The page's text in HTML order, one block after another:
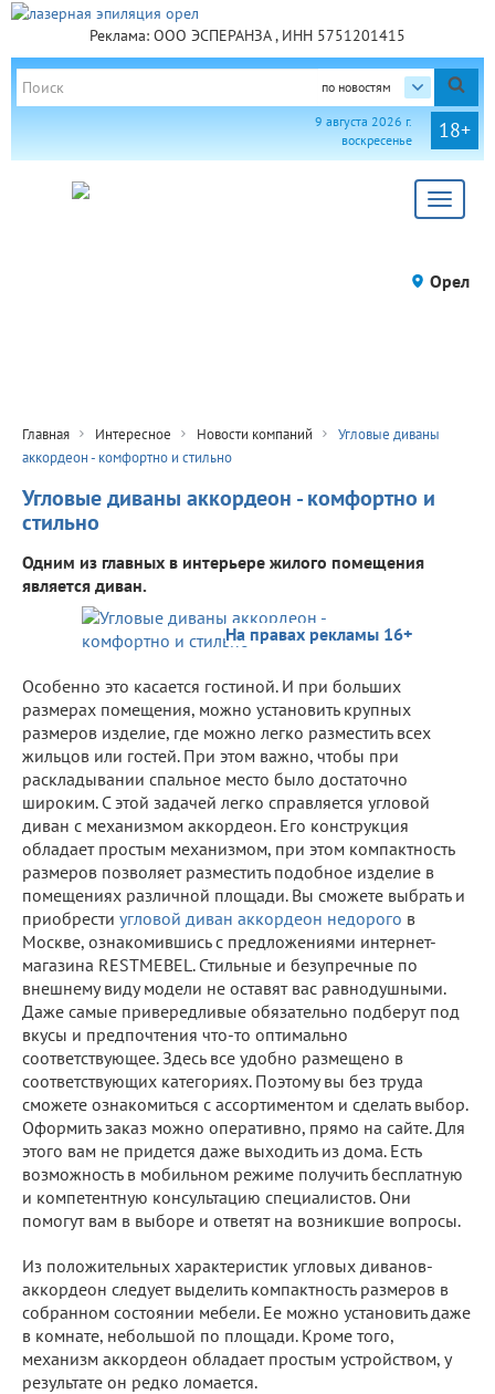
Реклама: ООО ЭСПЕРАНЗА , ИНН 5751201415
по новостям
18+
9 августа 2026 г.
воскресенье
Toggle
Орел
Главная Интересное Новости компаний
Угловые диваны
аккордеон - комфортно и стильно
Угловые диваны аккордеон - комфортно и
стильно
Одним из главных в интерьере жилого помещения
является диван.
На правах рекламы 16+
Особенно это касается гостиной. И при больших
размерах помещения, можно установить крупных
размеров изделие, где можно легко разместить всех
жильцов или гостей. При этом важно, чтобы при
раскладывании спальное место было достаточно
широким. С этой задачей легко справляется угловой
диван с механизмом аккордеон. Его конструкция
обладает простым механизмом, при этом компактность
размеров позволяет разместить подобное изделие в
помещениях различной площади. Вы сможете выбрать и
приобрести угловой диван аккордеон недорого в
Москве, ознакомившись с предложениями интернет-
магазина RESTMEBEL. Стильные и безупречные по
внешнему виду модели не оставят вас равнодушными.
Даже самые привередливые обязательно подберут под
вкусы и предпочтения что-то оптимально
соответствующее. Здесь все удобно размещено в
соответствующих категориях. Поэтому вы без труда
сможете ознакомиться с ассортиментом и сделать выбор.
Оформить заказ можно оперативно, прямо на сайте. Для
этого вам не придется даже выходить из дома. Есть
возможность в мобильном режиме получить бесплатную
и компетентную консультацию специалистов. Они
помогут вам в выборе и ответят на возникшие вопросы.
Из положительных характеристик угловых диванов-
аккордеон следует выделить компактность размеров в
собранном состоянии мебели. Ее можно установить даже
в комнате, небольшой по площади. Кроме того,
механизм аккордеон обладает простым устройством, у
результате он редко ломается.